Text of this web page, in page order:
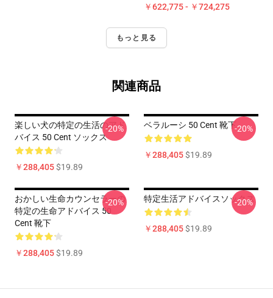
￥622,775 - ￥724,275
もっと見る
関連商品
楽しい犬の特定の生活のアド
バイス 50 Cent ソックス
￥288,405$19.89
-20% ベラルーシ 50 Cent 靴下
￥288,405$19.89
-20%
おかしい生命カウンセラーの
特定の生命アドバイス 50
Cent 靴下
￥288,405$19.89
-20% 特定生活アドバイスソックス
￥288,405$19.89
-20%